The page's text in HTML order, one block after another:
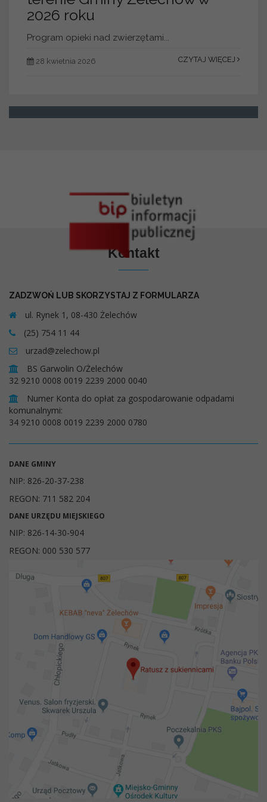
2026 roku
Program opieki nad zwierzętami...
28 kwietnia 2026 CZYTAJ WIĘCEJ
Kontakt
ZADZWOŃ LUB SKORZYSTAJ Z FORMULARZA
ul. Rynek 1, 08-430 Żelechów
(25) 754 11 44
urzad@zelechow.pl
BS Garwolin O/Żelechów
32 9210 0008 0019 2239 2000 0040
Numer Konta do opłat za gospodarowanie odpadami
komunalnymi:
34 9210 0008 0019 2239 2000 0780
DANE GMINY
NIP: 826-20-37-238
REGON: 711 582 204
DANE URZĘDU MIEJSKIEGO
NIP: 826-14-30-904
REGON: 000 530 577